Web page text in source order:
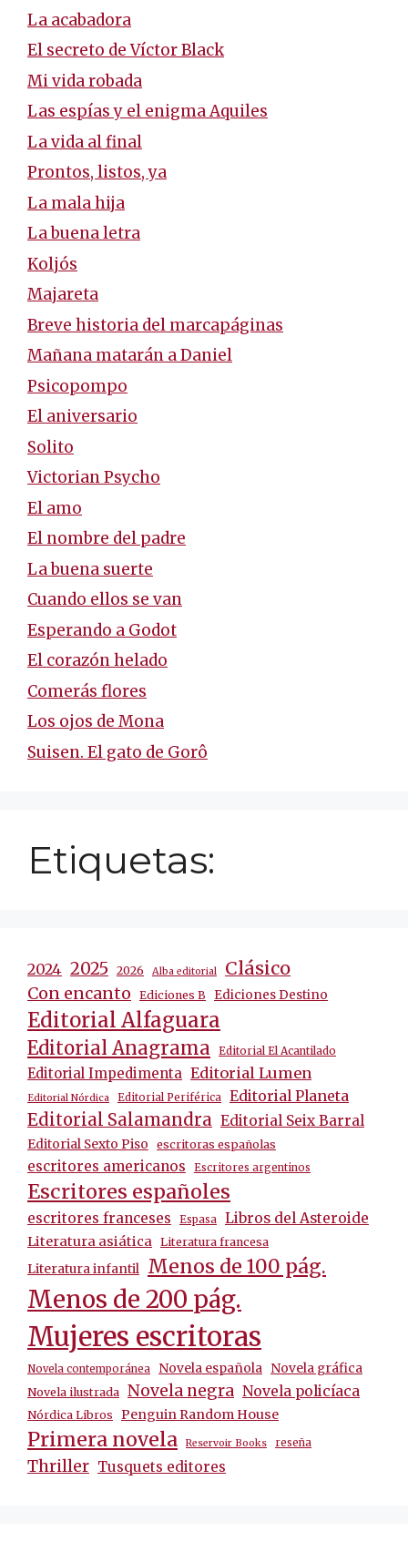
La acabadora
El secreto de Víctor Black
Mi vida robada
Las espías y el enigma Aquiles
La vida al final
Prontos, listos, ya
La mala hija
La buena letra
Koljós
Majareta
Breve historia del marcapáginas
Mañana matarán a Daniel
Psicopompo
El aniversario
Solito
Victorian Psycho
El amo
El nombre del padre
La buena suerte
Cuando ellos se van
Esperando a Godot
El corazón helado
Comerás flores
Los ojos de Mona
Suisen. El gato de Gorô
Etiquetas:
2024 2025 2026 Alba editorial Clásico
Con encanto Ediciones B Ediciones Destino
Editorial Alfaguara
Editorial Anagrama Editorial El Acantilado
Editorial Impedimenta Editorial Lumen
Editorial Nórdica Editorial Periférica Editorial Planeta
Editorial Salamandra Editorial Seix Barral
Editorial Sexto Piso escritoras españolas
escritores americanos Escritores argentinos
Escritores españoles
escritores franceses Espasa Libros del Asteroide
Literatura asiática Literatura francesa
Literatura infantil Menos de 100 pág.
Menos de 200 pág.
Mujeres escritoras
Novela contemporánea Novela española Novela gráfica
Novela ilustrada Novela negra Novela policíaca
Nórdica Libros Penguin Random House
Primera novela Reservoir Books reseña
Thriller Tusquets editores